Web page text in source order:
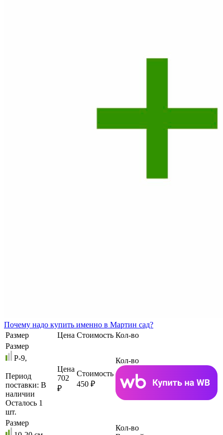
Почему надо купить именно в Мартин сад?
Размер
Цена Стоимость Кол-во
Размер
P-9,
Период
поставки: В
наличии
Осталось 1
шт.
Цена
702
₽
Стоимость
450 ₽
Кол-во
Размер
Кол-во